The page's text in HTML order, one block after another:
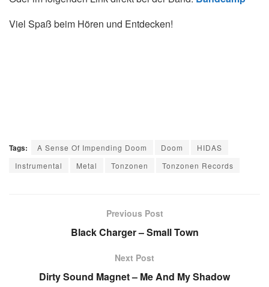
Viel Spaß beim Hören und Entdecken!
Tags: A Sense Of Impending Doom Doom
HIDAS
Instrumental
Metal Tonzonen Tonzonen Records
Previous Post
Black Charger – Small Town
Next Post
Dirty Sound Magnet – Me And My Shadow